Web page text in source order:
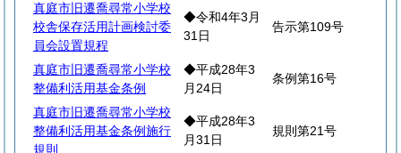
真庭市旧遷喬尋常小学校
校舎保存活用計画検討委
員会設置規程
◆令和4年3月
31日
告示第109号
真庭市旧遷喬尋常小学校
整備利活用基金条例
◆平成28年3
月24日
条例第16号
真庭市旧遷喬尋常小学校
整備利活用基金条例施行
規則
◆平成28年3
月31日
規則第21号